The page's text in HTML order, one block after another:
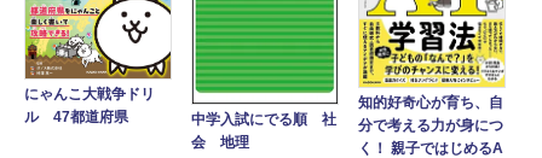
にゃんこ大戦争ドリ
ル 47都道府県
中学入試にでる順 社
会 地理
知的好奇心が育ち、自
分で考える力が身につ
く！ 親子ではじめるA